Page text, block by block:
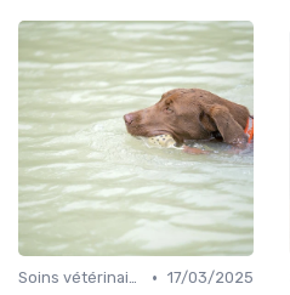
Soins vétérinaires pour chiens de chasse • 17/03/2025